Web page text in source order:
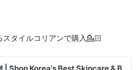
タイルコリアンで購入💁🏻